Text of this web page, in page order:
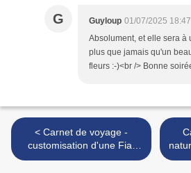
G Guyloup 01/07/2025 18:47
Absolument, et elle sera à
plus que jamais qu'un
fleurs :-)<br /> Bonne
< Carnet de voyage -
customisation d'une Fiat
500 pour Shannen